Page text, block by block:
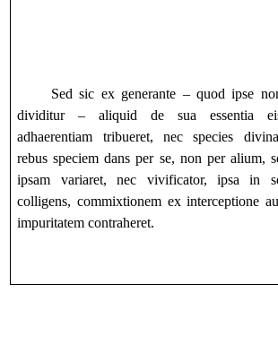
Sed sic ex generante – quod ipse
dividitur – aliquid de sua essentia
adhaerentiam tribueret, nec species
rebus speciem dans per se, non per alium,
ipsam variaret, nec vivificator, ipsa in
colligens, commixtionem ex interceptione
impuritatem contraheret.